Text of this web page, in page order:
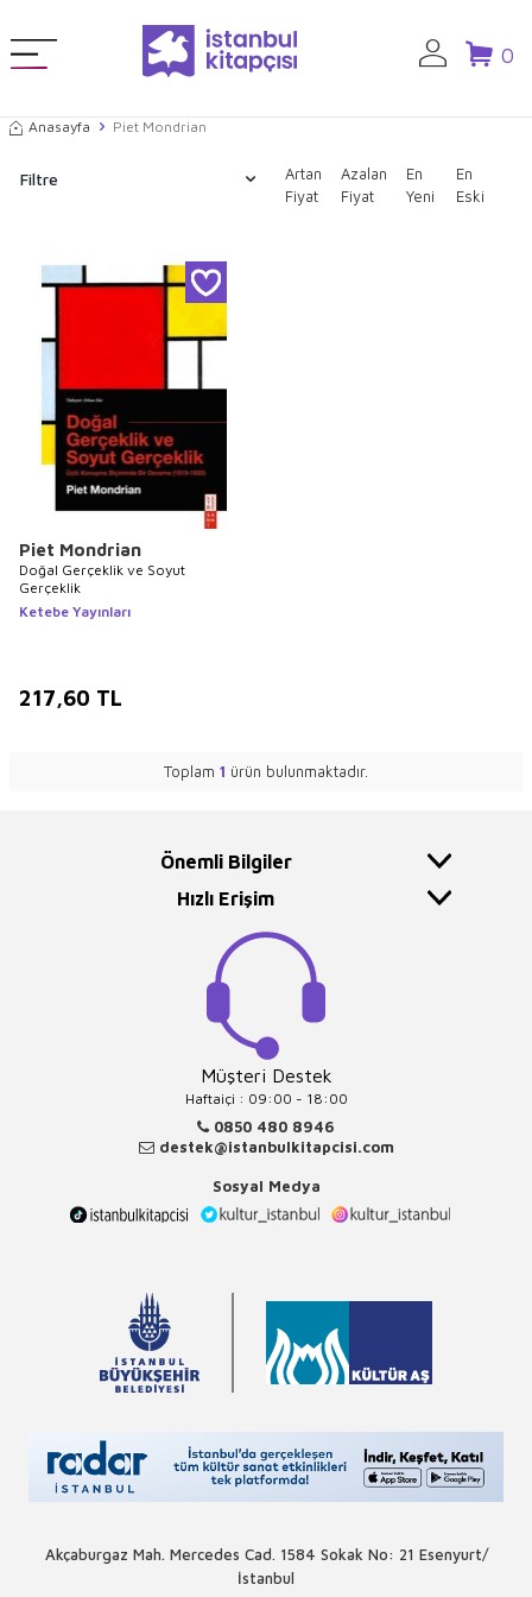
0
Anasayfa Piet Mondrian
Filtre
Artan
Fiyat
Azalan
Fiyat
En
Yeni
En
Eski
Piet Mondrian
Doğal Gerçeklik ve Soyut
Gerçeklik
Ketebe Yayınları
217,60 TL
Toplam 1 ürün bulunmaktadır.
Önemli Bilgiler
Hızlı Erişim
Müşteri Destek
Haftaiçi : 09:00 - 18:00
0850 480 8946
destek@istanbulkitapcisi.com
Sosyal Medya
Akçaburgaz Mah. Mercedes Cad. 1584 Sokak No: 21 Esenyurt/
İstanbul